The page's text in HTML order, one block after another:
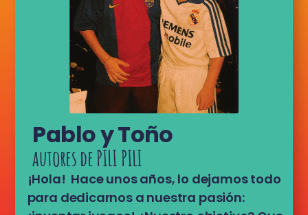
Pablo y Toño
autores de PILI PILI
¡Hola!  Hace unos años, lo dejamos todo
para dedicarnos a nuestra pasión: